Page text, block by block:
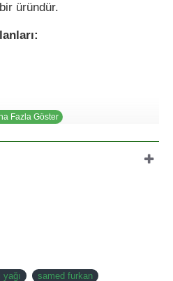
üründür.
samed furkan